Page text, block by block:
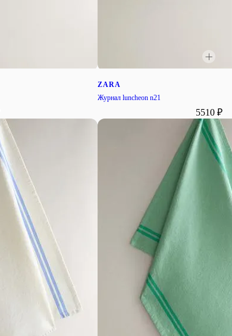
ZARA
Журнал luncheon n21
5510 ₽